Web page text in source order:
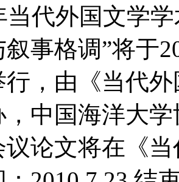
当代外国文学
叙事格调”将于
行，由《当代
，中国海洋大
议论文将在《